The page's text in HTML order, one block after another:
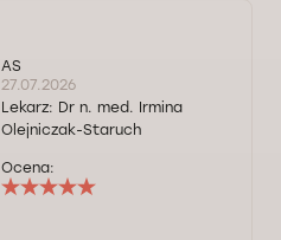
AS
27.07.2026
Lekarz: Dr n. med. Irmina
Olejniczak-Staruch
Ocena: